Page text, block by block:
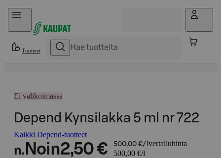
Hyppää sisältöön
Tuotteet
Ei valikoimassa
Depend Kynsilakka 5 ml nr 722
Kaikki Depend-tuotteet
n. Noin2,50 € 500,00 €/l vertailuhinta
500,00 €/l